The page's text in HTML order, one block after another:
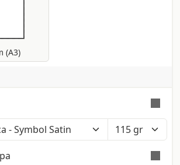
(A3)
Polare (Iso: 121) - Tatto:
Certificazione: Fsc
su entrambi i lati con